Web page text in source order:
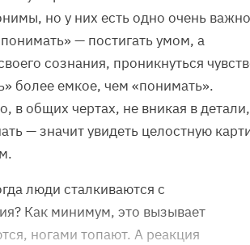
но у них есть одно очень
— постигать умом, а
сознания, проникнуться
более емкое, чем «понимать».
в общих чертах, не вникая в
— значит увидеть целостную
люди сталкиваются с
Как минимум, это вызывает
ногами топают. А реакция